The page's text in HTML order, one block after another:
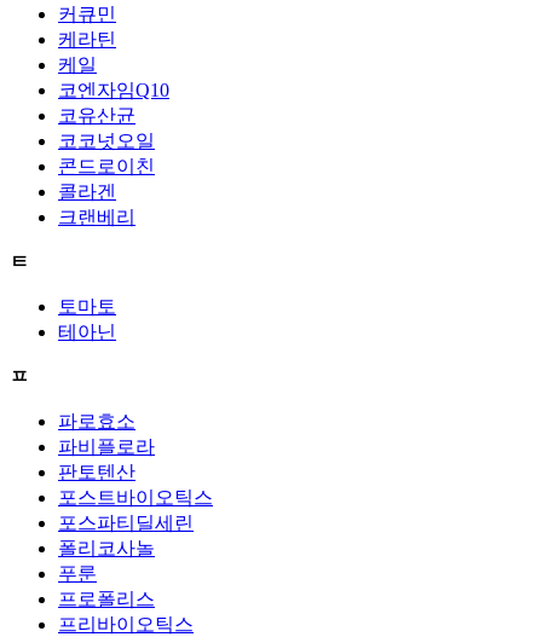
커큐민
케라틴
케일
코엔자임Q10
코유산균
코코넛오일
콘드로이친
콜라겐
크랜베리
ㅌ
토마토
테아닌
ㅍ
파로효소
파비플로라
판토텐산
포스트바이오틱스
포스파티딜세린
폴리코사놀
푸룬
프로폴리스
프리바이오틱스